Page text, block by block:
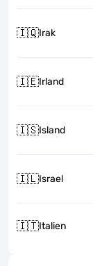
🇮🇶Irak
🇮🇪Irland
🇮🇸Island
🇮🇱Israel
🇮🇹Italien